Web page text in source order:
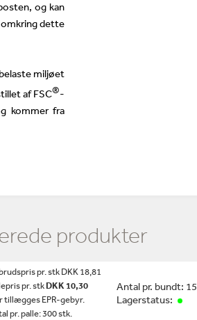
og kan
dette
miljøet
af FSC®-
kommer fra
produkter
pr. stk DKK 18,81
pr. stkDKK 10,30
tillægges EPR-gebyr.
pr. palle: 300 stk.
Antal pr. bundt: 15
Lagerstatus: